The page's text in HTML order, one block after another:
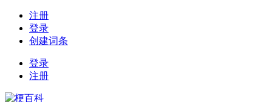
注册
登录
创建词条
登录
注册